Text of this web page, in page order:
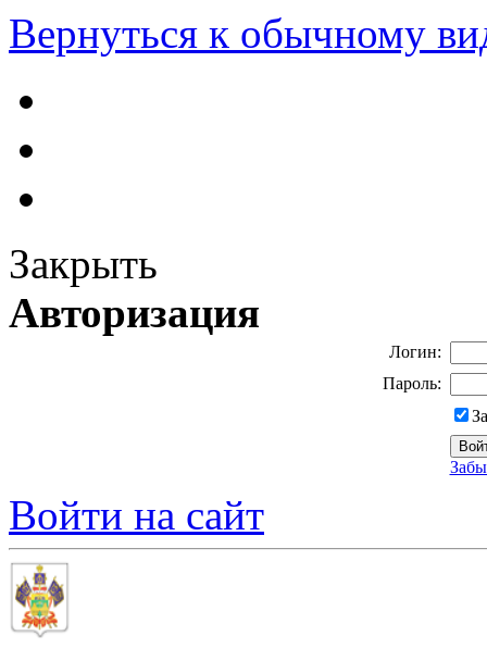
Вернуться к обычному
Закрыть
Авторизация
Логин:
Пароль:
Войти на сайт